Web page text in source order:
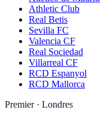
Athletic Club
Real Betis
Sevilla FC
Valencia CF
Real Sociedad
Villarreal CF
RCD Espanyol
RCD Mallorca
Premier · Londres